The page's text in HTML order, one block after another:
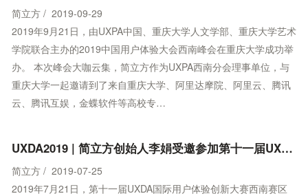
简立方 / 2019-09-29
2019年9月21日，由UXPA中国、重庆大学人文学部、重庆大学艺术
学院联合主办的2019中国用户体验大会西南峰会在重庆大学成功举
办。 本次峰会大咖云集，简立方作为UXPA西南分会理事单位，与
重庆大学一起邀请到了来自重庆大学、阿里达摩院、阿里云、腾讯
云、腾讯互娱，金蝶软件等高校专…
UXDA2019 | 简立方创始人李娟受邀参加第十一届UXD Award 国际用户体验创新大赛西南赛区总决赛
简立方 / 2019-07-25
2019年7月21日，第十一届UXDA国际用户体验创新大赛西南赛区